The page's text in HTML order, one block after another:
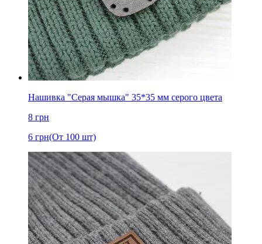
Нашивка "Серая мышка" 35*35 мм серого цвета
8 грн
6 грн(От 100 шт)